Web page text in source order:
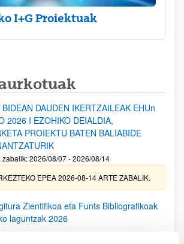
I+G Proiektuak
DAUDEN IKERTZAILEAK EHUn
2026 I EZOHIKO DEIALDIA,
PROIEKTU BATEN BALIABIDE
2026/08/07 - 2026/08/14
EPEA 2026-08-14 ARTE ZABALIK.
Zientifikoa eta Funts Bibliografikoak
laguntzak 2026